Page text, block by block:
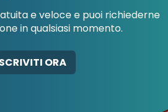
ABBATE A&V PHARMA
e veloce e puoi richiederne
in qualsiasi momento.
ORA